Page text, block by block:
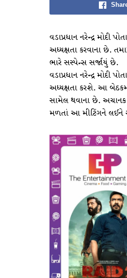
વડાપ્રધાન નરેન્દ્ર મોદી
અધ્યક્ષતા કરવાના છે.
ભારે સસ્પેન્સ સર્જાયું છે.
વડાપ્રધાન નરેન્દ્ર
અધ્યક્ષતા કરશે. આ
સામેલ થવાના છે. અચાનક
મળતાં આ મીટિંગને લઈને